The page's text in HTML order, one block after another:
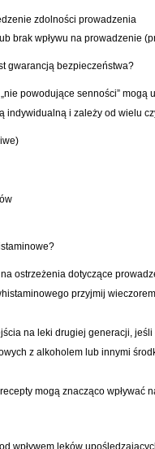
zdolności prowadzenia
brak wpływu na prowadzenie
gwarancją bezpieczeństwa?
powodujące senności” mogą
indywidualną i zależy od wielu
ostrzeżenia dotyczące
przyjmij
na leki drugiej generacji,
z alkoholem lub innymi
mogą znacząco wpływać
wpływem leków